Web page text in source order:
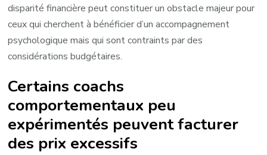
disparité financière peut constituer un obstacle majeur pour
ceux qui cherchent à bénéficier d’un accompagnement
psychologique mais qui sont contraints par des
considérations budgétaires.
Certains coachs
comportementaux peu
expérimentés peuvent facturer
des prix excessifs